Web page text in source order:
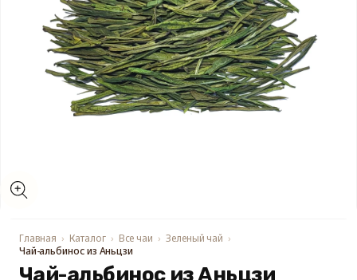
медиа-
файлы
модальном
окне
Главная Каталог Все чаи
Зеленый чай
Чай-альбинос из Аньцзи
Чай-альбинос из Аньцзи